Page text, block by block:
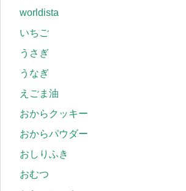
worldista
いちご
うさぎ
うなぎ
えごま油
おからクッキー
おからパウダー
おしりふき
おむつ